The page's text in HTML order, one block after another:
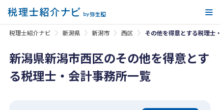
税理士紹介ナビ 新潟県 新潟市 西区 その他を得意とする税理士
新潟県新潟市西区のその他を得意とす
る税理士・会計事務所一覧